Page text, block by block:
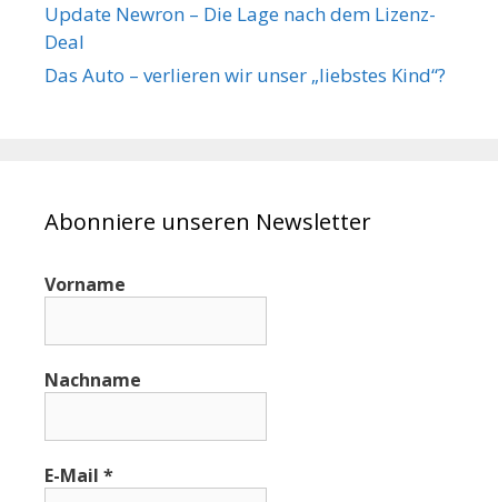
Update Newron – Die Lage nach dem Lizenz-
Deal
Das Auto – verlieren wir unser „liebstes Kind“?
Abonniere unseren Newsletter
Vorname
Nachname
E-Mail *